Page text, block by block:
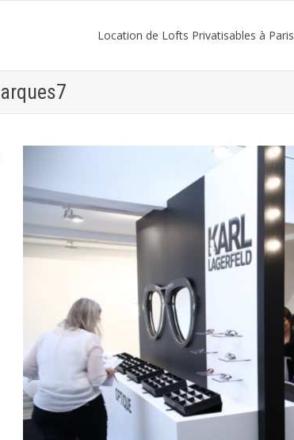
Location de Lofts Privatisables à Paris